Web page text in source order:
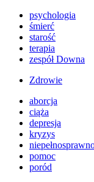
psychologia
śmierć
starość
terapia
zespół Downa
Zdrowie
aborcja
ciąża
depresja
kryzys
pomoc
poród